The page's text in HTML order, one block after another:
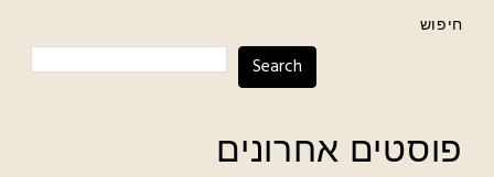
חיפוש
Search
פוסטים אחרונים